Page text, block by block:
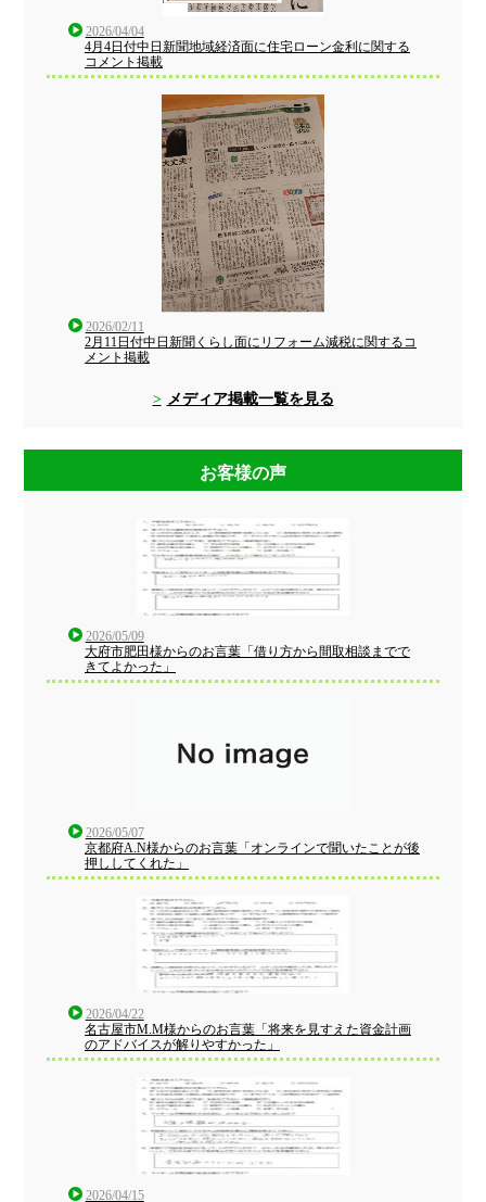
2026/04/04
4月4日付中日新聞地域経済面に住宅ローン金利に関する
コメント掲載
2026/02/11
2月11日付中日新聞くらし面にリフォーム減税に関するコ
メント掲載
メディア掲載一覧を見る
お客様の声
2026/05/09
大府市肥田様からのお言葉「借り方から間取相談までで
きてよかった」
2026/05/07
京都府A.N様からのお言葉「オンラインで聞いたことが後
押ししてくれた」
2026/04/22
名古屋市M.M様からのお言葉「将来を見すえた資金計画
のアドバイスが解りやすかった」
2026/04/15